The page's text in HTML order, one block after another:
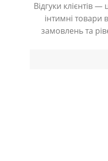
Відгуки клієнтів
інтимні товари
замовлень та